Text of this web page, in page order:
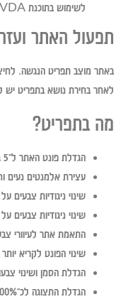
לשימוש בתוכנת NVDA העדכנית ביותר.
תפעול האתר
באתר מוצב תפריט הנגשה.
לאחר בחירת נושא בתפריט יש
מה בתפריט?
הגדלת פונט האתר ל־5 גדלים שונים
עצירת אלמנטים נעים
שינוי ניגודיות צבעים
שינוי ניגודיות צבעים
התאמת אתר לעיוורי
שינוי הפונט לקריא יותר
הגדלת הסמן ושינוי
הגדלת התצוגה לכ־200%